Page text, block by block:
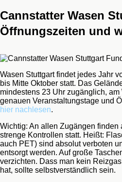
Cannstatter Wasen
Öffnungszeiten und
Wasen Stuttgart findet jedes Jahr
bis Mitte Oktober statt. Das
mindestens 23 Uhr zugänglich,
genauen Veranstaltungstage und
hier nachlesen.
Wichtig: An allen Zugängen finden
strenge Kontrollen statt. Heißt:
auch PET) sind absolut verboten
entsorgt werden. Auf große
verzichten. Dass man kein
hat, sollte selbstverständlich sein.